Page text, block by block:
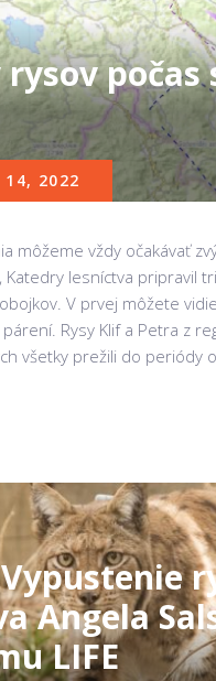
počas
14, 2022
môžeme vždy očakávať
Katedry lesníctva pripravil
V prvej môžete
Rysy Klif a Petra z
všetky prežili do periódy
Angela
LIFE